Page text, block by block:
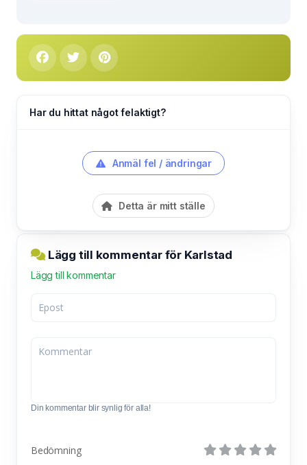
Har du hittat något felaktigt?
Anmäl fel / ändringar
Detta är mitt ställe
Lägg till kommentar för Karlstad
Lägg till kommentar
Din kommentar blir synlig för alla!
Bedömning